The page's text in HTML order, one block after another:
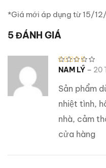
*Giá mới áp dụng từ 15/
5 ĐÁNH GIÁ
Được xếp
sao
NAM LÝ – 20
Sản phẩm
nhiệt tình,
nhà, cảm
cửa hàng